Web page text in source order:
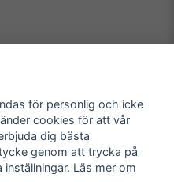
för personlig och icke
cookies för att vår
dig bästa
genom att trycka på
Läs mer om